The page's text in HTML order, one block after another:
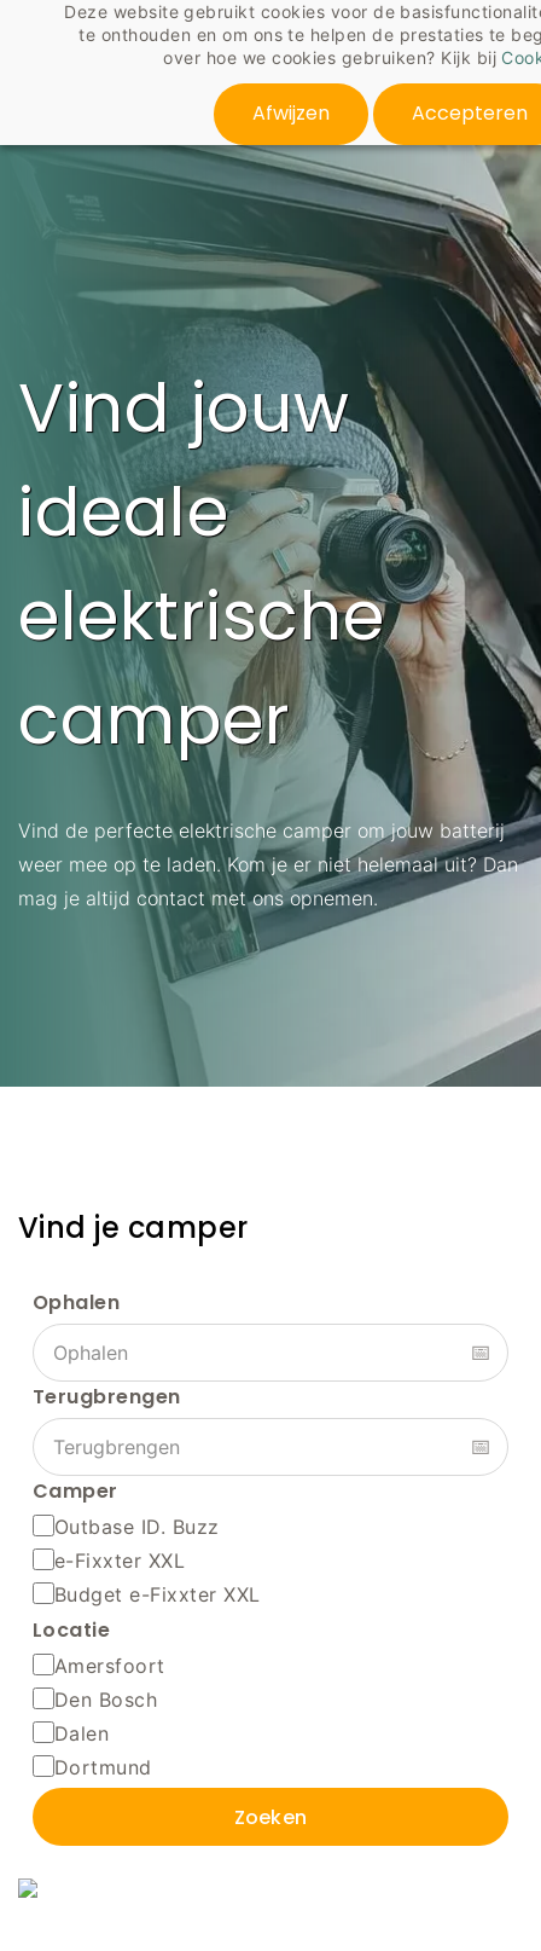
Deze website gebruikt cookies voor de
te onthouden en om ons te helpen de prestaties te
over hoe we cookies gebruiken? Kijk bij
Afwijzen Accepteren
Vind jouw
ideale
elektrische
camper
Vind de perfecte elektrische camper om jouw batterij
weer mee op te laden. Kom je er niet helemaal uit? Dan
mag je altijd contactmet ons opnemen.
​Vind je camper
Ophalen
📅
Terugbrengen
📅
Camper
Outbase ID. Buzz
e-Fixxter XXL
Budget e-Fixxter XXL
Locatie
Amersfoort
Den Bosch
Dalen
Dortmund
Zoeken